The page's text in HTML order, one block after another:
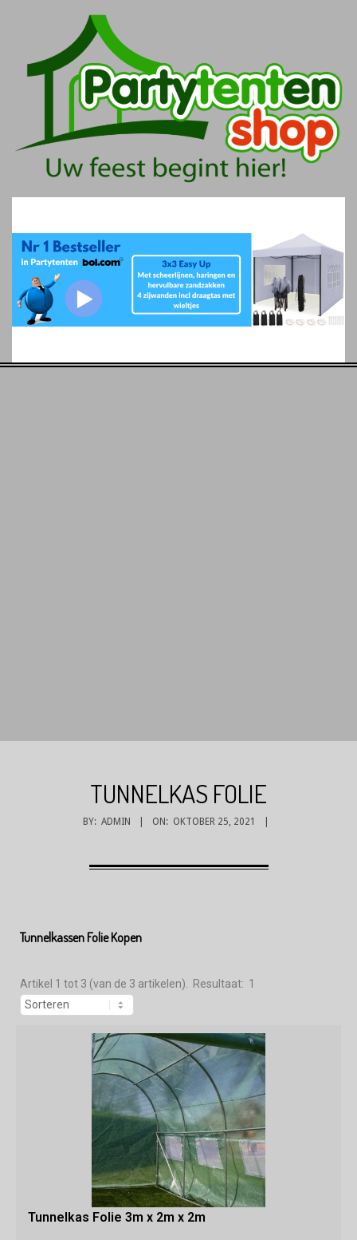
TUNNELKAS FOLIE
BY: ADMIN ON: OKTOBER 25, 2021
Tunnelkassen Folie Kopen
Artikel 1 tot 3 (van de 3 artikelen). Resultaat: 1
Tunnelkas Folie 3m x 2m x 2m